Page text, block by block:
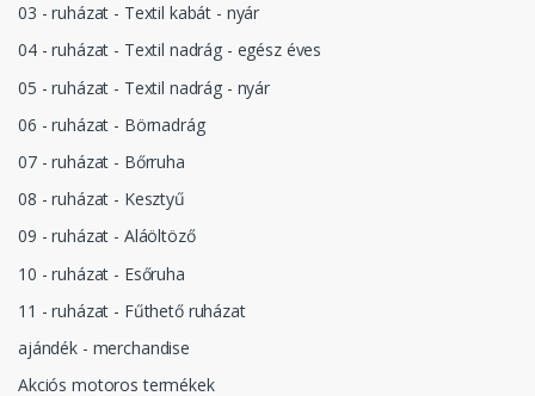
03 - ruházat - Textil kabát - nyár
04 - ruházat - Textil nadrág - egész éves
05 - ruházat - Textil nadrág - nyár
06 - ruházat - Börnadrág
07 - ruházat - Bőrruha
08 - ruházat - Kesztyű
09 - ruházat - Aláöltöző
10 - ruházat - Esőruha
11 - ruházat - Fűthető ruházat
ajándék - merchandise
Akciós motoros termékek